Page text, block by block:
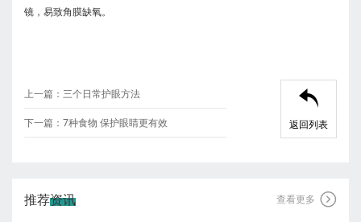
镜，易致角膜缺氧。
上一篇： 三个日常护眼方法
下一篇： 7种食物 保护眼睛更有效

返回列表
推荐资讯 查看更多 